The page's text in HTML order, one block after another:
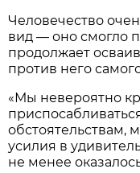
Человечество
вид — оно смогло
продолжает
против него
«Мы невероятно
обстоятельствам,
усилия в
не менее